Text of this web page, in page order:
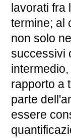
lavorati fra
termine; al
non solo
successivi
rapporto a
parte
essere